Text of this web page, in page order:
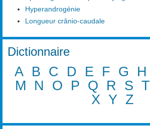
Hyperandrogénie
Longueur crânio-caudale
Dictionnaire
A B C D E F G H
M
N O P Q R S T
X Y Z